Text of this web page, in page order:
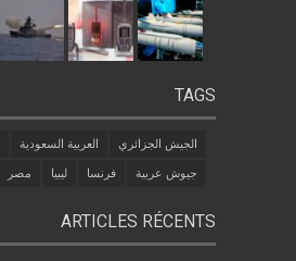
TAGS
الجيش الجزائري العربية السعودية
جيوش عربية فرنسا ليبيا مصر
ARTICLES RÉCENTS